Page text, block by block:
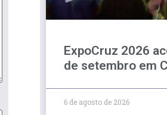
ExpoCruz 2026
de setembro em
6 de agosto de 2026